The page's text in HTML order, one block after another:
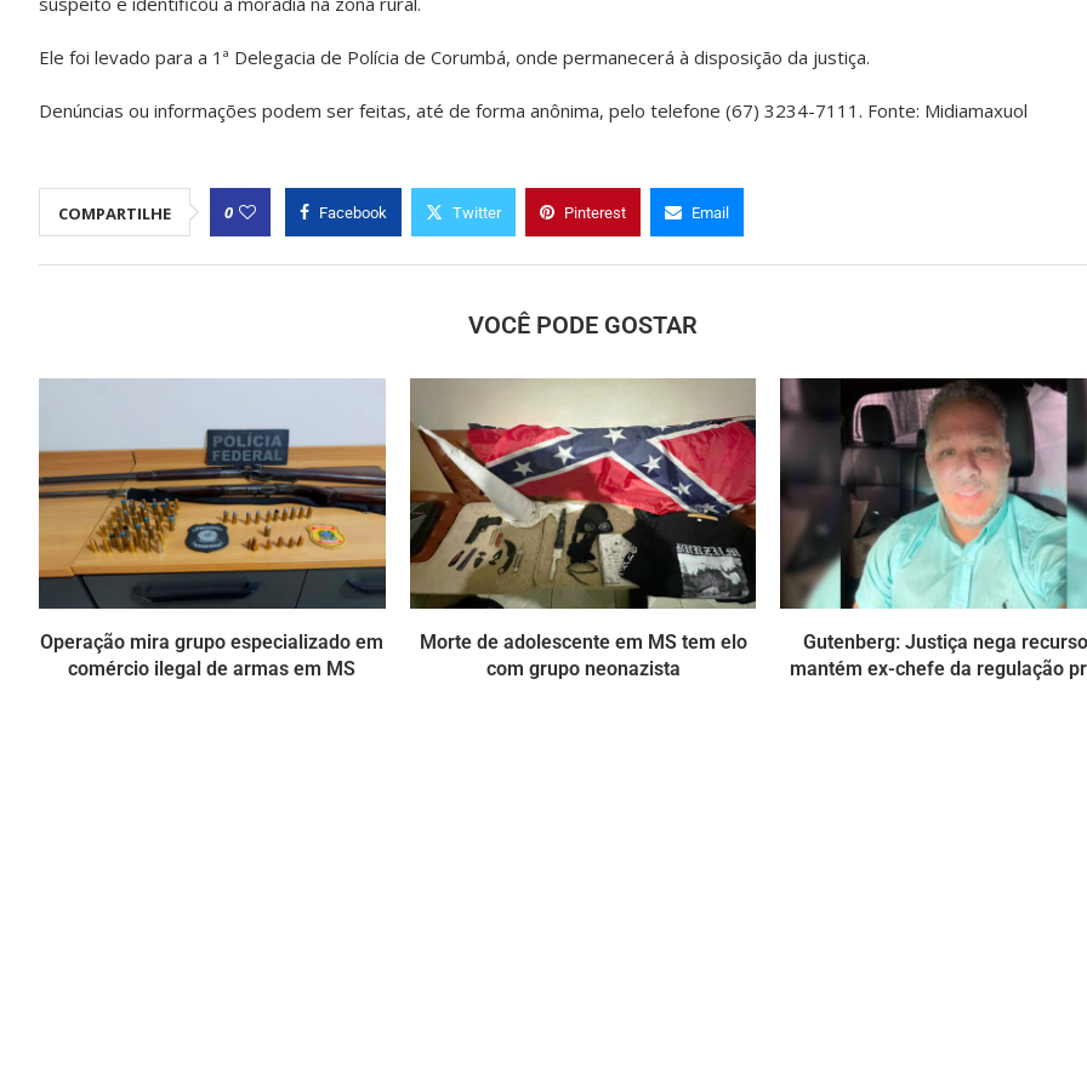
Ele foi levado para a 1ª Delegacia de Polícia de Corumbá, onde permanecerá à disposição da justiça.
Denúncias ou informações podem ser feitas, até de forma anônima, pelo telefone (67) 3234-7111. Fonte: Midiamaxuol
COMPARTILHE 0 Facebook Twitter Pinterest Email
VOCÊ PODE GOSTAR
Operação mira grupo especializado em
comércio ilegal de armas em MS
Morte de adolescente em MS tem elo
com grupo neonazista
Gutenberg: Justiça nega
mantém ex-chefe da regulação